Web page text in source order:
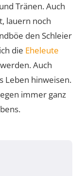
Tränen. Auch
lauern noch
den Schleier
die Eheleute
werden. Auch
Leben hinweisen.
immer ganz